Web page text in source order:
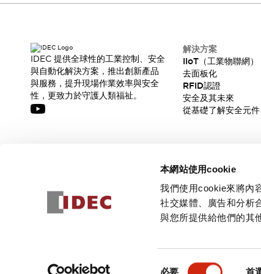
本網站使用cookie
我們使用cookie來將內
社交媒體、廣告和分析
與您所提供給他們的其
必要 首
IDEC 提供全球性的工業控制、安全
與自動化解決方案，推出創新產品
與服務，提升現場作業效率與安全
性，更致力於守護人類福祉。
解決方案
IIoT（工業物聯網）
去面板化
RFID認證
安全及其未來
從基礎了解安全元件
訂閱
隱私權政策使用條款